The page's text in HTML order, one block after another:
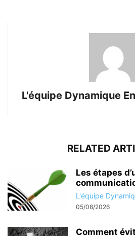
L'équipe Dynamique
RELATED
Les étapes
L'équipe
05/08/2026
Comment